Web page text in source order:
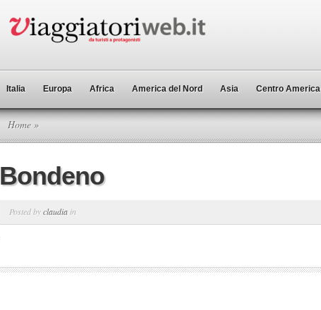
Italia Europa Africa America del Nord Asia Centro America
Home »
Bondeno
Posted byclaudia in